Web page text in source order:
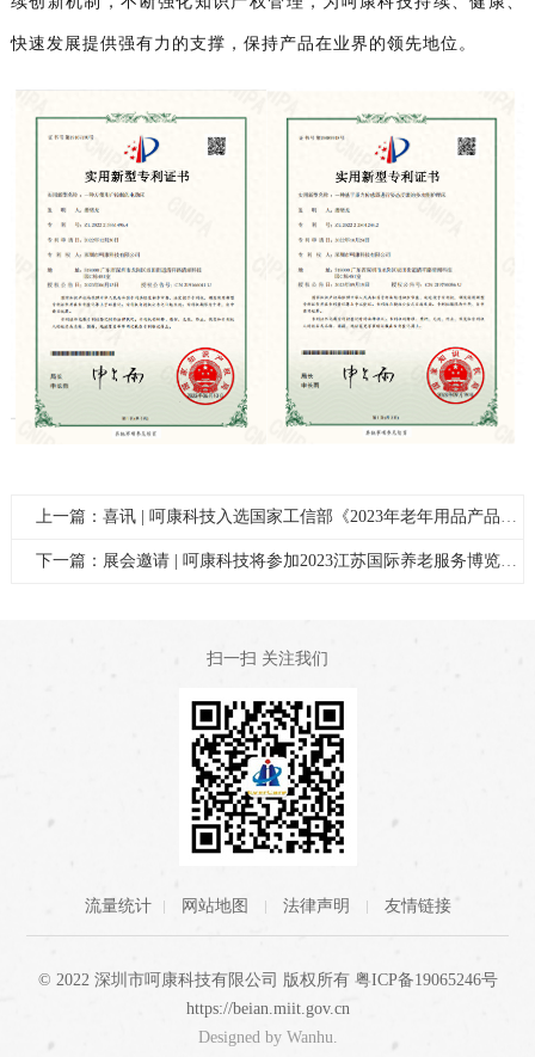
快速发展提供强有力的支撑，保持产品在业界的领先地位。
上一篇：喜讯 | 呵康科技入选国家工信部《2023年老年用品产品推广目录》
下一篇：展会邀请 | 呵康科技将参加2023江苏国际养老服务博览会
扫一扫 关注我们
流量统计 网站地图 法律声明 友情链接
© 2022 深圳市呵康科技有限公司 版权所有 粤ICP备19065246号
https://beian.miit.gov.cn
Designed by Wanhu